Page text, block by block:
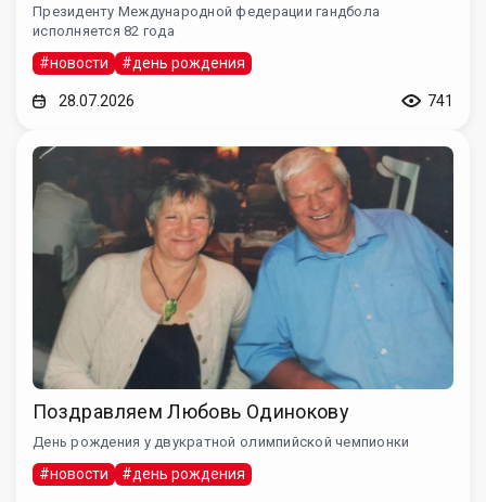
Президенту Международной федерации гандбола
исполняется 82 года
#новости #день рождения
28.07.2026 741
Поздравляем Любовь Одинокову
День рождения у двукратной олимпийской чемпионки
#новости #день рождения